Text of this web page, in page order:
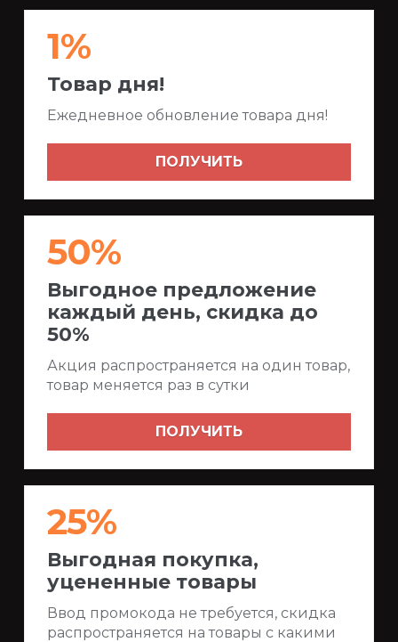
1%
Товар дня!
Ежедневное обновление товара дня!
ПОЛУЧИТЬ
50%
Выгодное предложение
каждый день, скидка до
50%
Акция распространяется на один товар,
товар меняется раз в сутки
ПОЛУЧИТЬ
25%
Выгодная покупка,
уцененные товары
Ввод промокода не требуется, скидка
распространяется на товары с какими